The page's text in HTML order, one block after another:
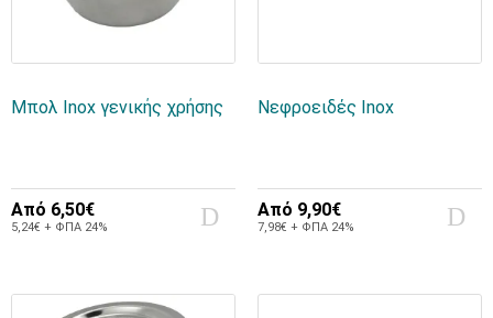
Μπολ Inox γενικής χρήσης
Από 6,50€
5,24€ + ΦΠΑ 24%
Νεφροειδές Inox
Από 9,90€
7,98€ + ΦΠΑ 24%